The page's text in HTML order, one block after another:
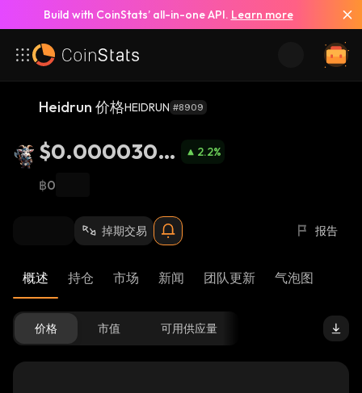
Build with CoinStats’ all-in-one API. Learn more
Heidrun 价格HEIDRUN #8909
$0.0000300
6
2.2%
฿0
掉期交易 报告
概述 持仓 市场 新闻 团队更新 气泡图
价格 市值 可用供应量